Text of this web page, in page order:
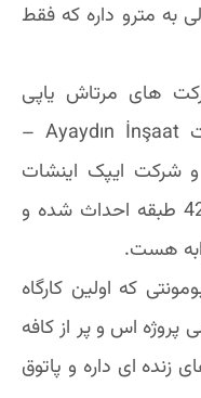
به مترو داره که فقط
های مرتاش یاپی
Merttaş Yapı – آیایدین اینشات Ayaydın İnşaat –
چاکر کایا یاپی Çakırkaya Yapı و شرکت ایپک اینشات
İpek İnşaat ساخته شده که در 42 طبقه احداث شده و
هست.
که اولین کارگاه
پروژه اس و پر از کافه
زنده ای داره و پاتوق